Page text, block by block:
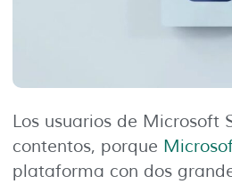
Los usuarios de Microsoft
contentos, porque
plataforma con dos